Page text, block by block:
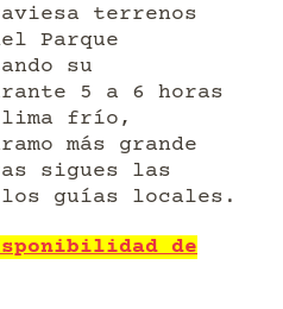
terrenos
Parque
su
5 a 6 horas
frío,
más grande
sigues las
guías locales.
de